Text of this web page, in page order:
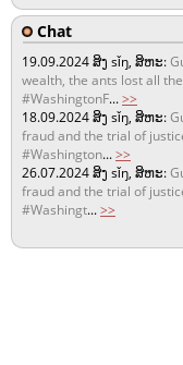
Chat
19.09.2024ສິງ sǐŋ, ສິຫະ:
wealth, the ants lost all
#WashingtonF...>>
18.09.2024ສິງ sǐŋ, ສິຫະ:
fraud and the trial of
#Washington...>>
26.07.2024ສິງ sǐŋ, ສິຫະ:
fraud and the trial of
#Washingt...>>